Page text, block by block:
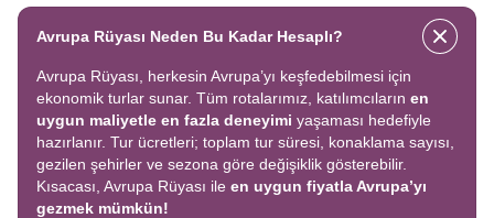
Avrupa Rüyası Neden Bu Kadar Hesaplı?
Avrupa Rüyası, herkesin Avrupa’yı keşfedebilmesi için
ekonomik turlar sunar. Tüm rotalarımız, katılımcıların en
uygun maliyetle en fazla deneyimi yaşaması hedefiyle
hazırlanır. Tur ücretleri; toplam tur süresi, konaklama sayısı,
gezilen şehirler ve sezona göre değişiklik gösterebilir.
Kısacası, Avrupa Rüyası ile en uygun fiyatla Avrupa’yı
gezmek mümkün!